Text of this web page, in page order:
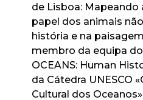
de Lisboa: Mapeando
papel dos animais
história e na
membro da equipa
OCEANS: Human
da Cátedra UNESCO
Cultural dos